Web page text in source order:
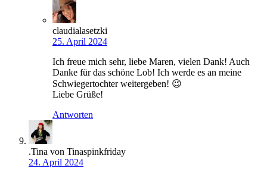
claudialasetzki
25. April 2024
Ich freue mich sehr, liebe Maren, vielen Dank! Auch
Danke für das schöne Lob! Ich werde es an meine
Schwiegertochter weitergeben! 😉
Liebe Grüße!
Antworten
.Tina von Tinaspinkfriday
24. April 2024